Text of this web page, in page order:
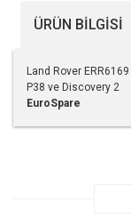
ÜRÜN BILGISI
Land Rover
P38 ve Discovery 2
EuroSpare
Görüş ve